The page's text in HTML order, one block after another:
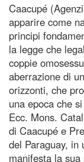
Caacupé
apparire come
principi
la legge che
coppie
aberrazione di
orizzonti, che
una epoca che
Ecc. Mons.
di Caacupé e
del Paraguay, in
manifesta la